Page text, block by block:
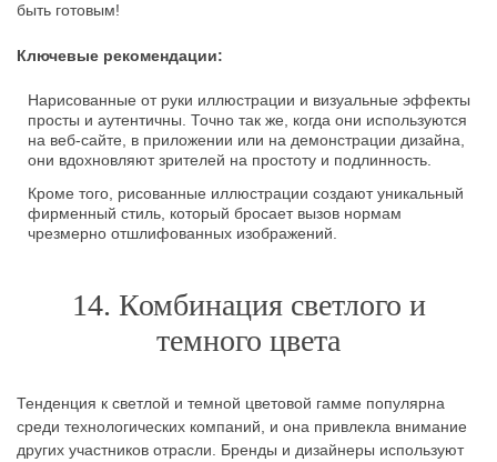
быть готовым!
Ключевые рекомендации:
Нарисованные от руки иллюстрации и визуальные эффекты
просты и аутентичны. Точно так же, когда они используются
на веб-сайте, в приложении или на демонстрации дизайна,
они вдохновляют зрителей на простоту и подлинность.
Кроме того, рисованные иллюстрации создают уникальный
фирменный стиль, который бросает вызов нормам
чрезмерно отшлифованных изображений.
14. Комбинация светлого и
темного цвета
Тенденция к светлой и темной цветовой гамме популярна
среди технологических компаний, и она привлекла внимание
других участников отрасли. Бренды и дизайнеры используют